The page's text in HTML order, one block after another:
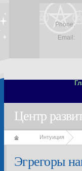
Phone:
Email:
Центр
Интуиция
Эгрегоры